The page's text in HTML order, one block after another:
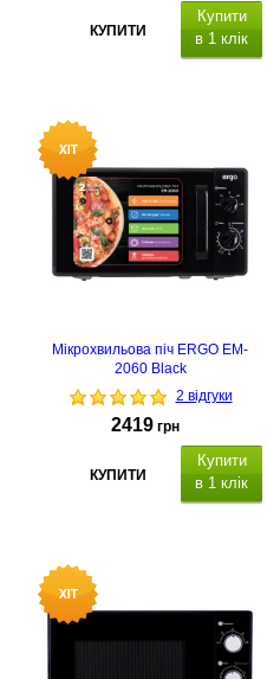
КУПИТИ
Купити
в 1 клік
Мікрохвильова піч ERGO EM-
2060 Black
2 відгуки
2419 грн
КУПИТИ
Купити
в 1 клік